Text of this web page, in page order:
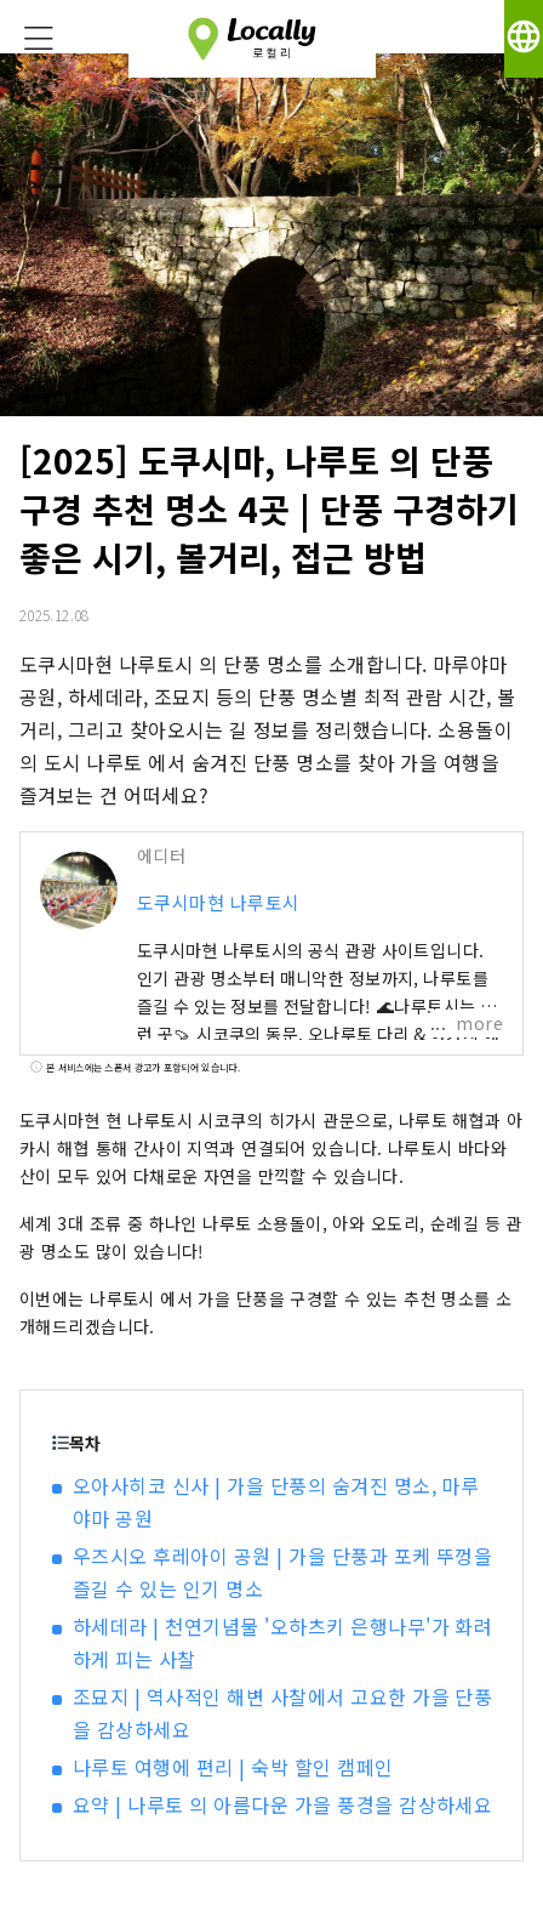
language
[2025] 도쿠시마, 나루토 의 단풍
구경 추천 명소 4곳 | 단풍 구경하기
좋은 시기, 볼거리, 접근 방법
2025.12.08
도쿠시마현 나루토시 의 단풍 명소를 소개합니다. 마루야마
공원, 하세데라, 조묘지 등의 단풍 명소별 최적 관람 시간, 볼
거리, 그리고 찾아오시는 길 정보를 정리했습니다. 소용돌이
의 도시 나루토 에서 숨겨진 단풍 명소를 찾아 가을 여행을
즐겨보는 건 어떠세요?
에디터
도쿠시마현 나루토시
도쿠시마현 나루토시의 공식 관광 사이트입니다.
인기 관광 명소부터 매니악한 정보까지, 나루토를
즐길 수 있는 정보를 전달합니다! 🌊나루토시는 이
런 곳🍠 시코쿠의 동문. 오나루토 다리 & 아카시 해
협 대교에서 간사이권 🚙과 연결되어 있습니다. 바
고 불리는 나루토의 소용돌이를 비롯해 아와 오도
리, 순례 등의 관광 명소도 가득합니다!
more
본 서비스에는 스폰서 광고가 포함되어 있습니다.
도쿠시마현 현 나루토시 시코쿠의 히가시 관문으로, 나루토 해협과 아
카시 해협 통해 간사이 지역과 연결되어 있습니다. 나루토시 바다와
산이 모두 있어 다채로운 자연을 만끽할 수 있습니다.
세계 3대 조류 중 하나인 나루토 소용돌이, 아와 오도리, 순례길 등 관
광 명소도 많이 있습니다!
이번에는 나루토시 에서 가을 단풍을 구경할 수 있는 추천 명소를 소
개해드리겠습니다.
목차
오아사히코 신사 | 가을 단풍의 숨겨진 명소, 마루
야마 공원
우즈시오 후레아이 공원 | 가을 단풍과 포케 뚜껑을
즐길 수 있는 인기 명소
하세데라 | 천연기념물 '오하츠키 은행나무'가 화려
하게 피는 사찰
조묘지 | 역사적인 해변 사찰에서 고요한 가을 단풍
을 감상하세요
나루토 여행에 편리 | 숙박 할인 캠페인
요약 | 나루토 의 아름다운 가을 풍경을 감상하세요